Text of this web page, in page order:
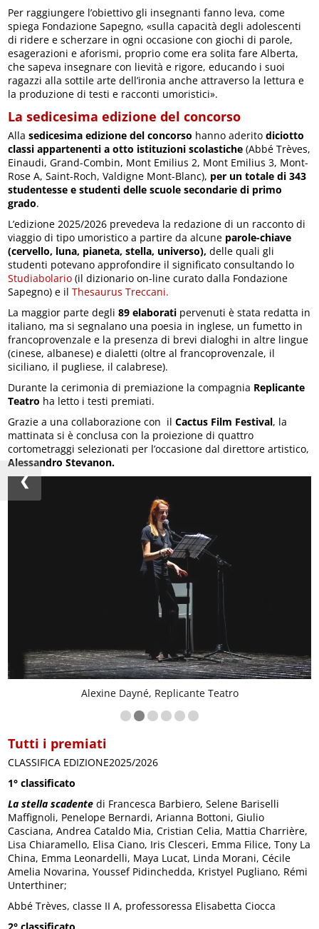
Per raggiungere l’obiettivo gli insegnanti fanno leva, come
spiega Fondazione Sapegno, «sulla capacità degli adolescenti
di ridere e scherzare in ogni occasione con giochi di parole,
esagerazioni e aforismi, proprio come era solita fare Alberta,
che sapeva insegnare con lievità e rigore, educando i suoi
ragazzi alla sottile arte dell’ironia anche attraverso la lettura e
la produzione di testi e racconti umoristici».
La sedicesima edizione del concorso
Allasedicesima edizione del concorso hanno aderitodiciotto
classi appartenenti a otto istituzioni scolastiche (Abbé Trèves,
Einaudi, Grand-Combin, Mont Emilius 2, Mont Emilius 3, Mont-
Rose A, Saint-Roch, Valdigne Mont-Blanc), per un totale di 343
studentesse e studenti delle scuole secondarie di primo
grado.
L’edizione 2025/2026 prevedeva la redazione di un racconto di
viaggio di tipo umoristico a partire da alcune parole-chiave
(cervello, luna, pianeta, stella, universo), delle quali gli
studenti potevano approfondire il significato consultando lo
Studiabolario (il dizionario on-line curato dalla Fondazione
Sapegno) e ilThesaurus Treccani.
La maggior parte degli89 elaborati pervenuti è stata redatta in
italiano, ma si segnalano una poesia in inglese, un fumetto in
francoprovenzale e la presenza di brevi dialoghi in altre lingue
(cinese, albanese) e dialetti (oltre al francoprovenzale, il
siciliano, il pugliese, il calabrese).
Durante la cerimonia di premiazione la compagnia Replicante
Teatro ha letto i testi premiati.
Grazie a una collaborazione con ilCactus Film Festival, la
mattinata si è conclusa con la proiezione di quattro
cortometraggi selezionati per l’occasione dal direttore artistico,
Alessandro Stevanon.
Alexine Dayné, Replicante Teatro
❮
Tutti i premiati
CLASSIFICA EDIZIONE2025/2026
1° classificato
La stella scadente di Francesca Barbiero, Selene Bariselli
Maffignoli, Penelope Bernardi, Arianna Bottoni, Giulio
Casciana, Andrea Cataldo Mia, Cristian Celia, Mattia Charrière,
Lisa Chiaramello, Elisa Ciano, Iris Clesceri, Emma Filice, Tony La
China, Emma Leonardelli, Maya Lucat, Linda Morani, Cécile
Amelia Novarina, Youssef Pidinchedda, Kristyel Pugliano, Rémi
Unterthiner;
Abbé Trèves, classe II A, professoressa Elisabetta Ciocca